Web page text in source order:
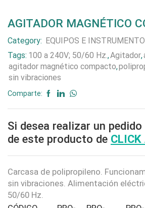
AGITADOR MAGNÉTICO
Category: EQUIPOS E
Tags: 100 a 240V; 50/60 Hz.,Agitador,
agitador magnético compacto,
sin vibraciones
Comparte:
Si desea realizar un pedido
de este producto de CLICK
Carcasa de polipropileno.
sin vibraciones. Alimentación
50/60 Hz.